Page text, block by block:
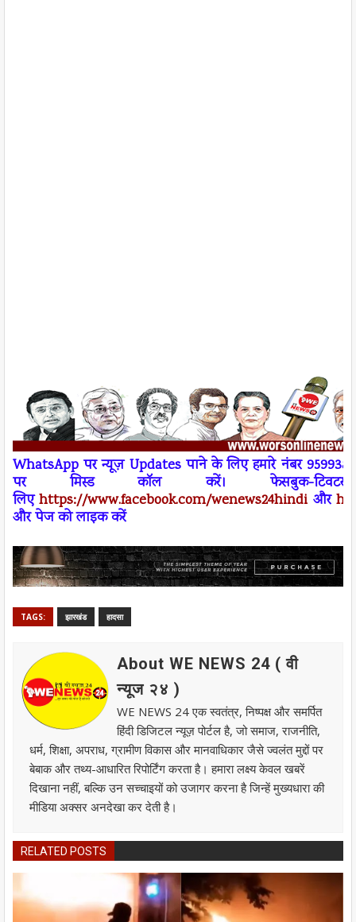
WhatsApp पर न्यूज़Updates पाने के लिए हमारे नंबर
पर
मिस्ड कॉलकरें। फेसबुक-
लिए https://www.facebook.com/wenews24hindi और
और पेज को लाइक करें
TAGS: झारखंड हादसा
About WE NEWS 24 ( वी
न्यूज २४ )
WE NEWS 24 एक स्वतंत्र, निष्पक्ष और समर्पित
हिंदी डिजिटल न्यूज़ पोर्टल है, जो समाज, राजनीति,
धर्म, शिक्षा, अपराध, ग्रामीण विकास और मानवाधिकार जैसे ज्वलंत मुद्दों पर
बेबाक और तथ्य-आधारित रिपोर्टिंग करता है। हमारा लक्ष्य केवल खबरें
दिखाना नहीं, बल्कि उन सच्चाइयों को उजागर करना है जिन्हें मुख्यधारा की
मीडिया अक्सर अनदेखा कर देती है।
RELATED POSTS